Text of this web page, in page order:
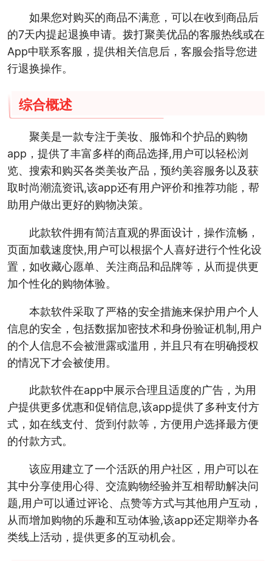
如果您对购买的商品不满意，可以在收到商品后
的7天内提起退换申请。拨打聚美优品的客服热线或在
App中联系客服，提供相关信息后，客服会指导您进
行退换操作。
综合概述
聚美是一款专注于美妆、服饰和个护品的购物
app，提供了丰富多样的商品选择,用户可以轻松浏
览、搜索和购买各类美妆产品，预约美容服务以及获
取时尚潮流资讯,该app还有用户评价和推荐功能，帮
助用户做出更好的购物决策。
此款软件拥有简洁直观的界面设计，操作流畅，
页面加载速度快,用户可以根据个人喜好进行个性化设
置，如收藏心愿单、关注商品和品牌等，从而提供更
加个性化的购物体验。
本款软件采取了严格的安全措施来保护用户个人
信息的安全，包括数据加密技术和身份验证机制,用户
的个人信息不会被泄露或滥用，并且只有在明确授权
的情况下才会被使用。
此款软件在app中展示合理且适度的广告，为用
户提供更多优惠和促销信息,该app提供了多种支付方
式，如在线支付、货到付款等，方便用户选择最方便
的付款方式。
该应用建立了一个活跃的用户社区，用户可以在
其中分享使用心得、交流购物经验并互相帮助解决问
题,用户可以通过评论、点赞等方式与其他用户互动，
从而增加购物的乐趣和互动体验,该app还定期举办各
类线上活动，提供更多的互动机会。